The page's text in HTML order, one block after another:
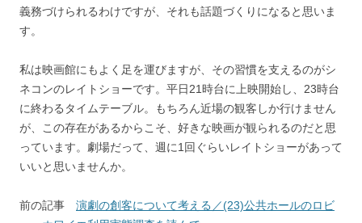
義務づけられるわけですが、それも話題づくりになると思いま
す。
私は映画館にもよく足を運びますが、その習慣を支えるのがシ
ネコンのレイトショーです。平日21時台に上映開始し、23時台
に終わるタイムテーブル。もちろん近場の観客しか行けません
が、この存在があるからこそ、好きな映画が観られるのだと思
っています。劇場だって、週に1回ぐらいレイトショーがあって
いいと思いませんか。
前の記事 演劇の創客について考える／(23)公共ホールのロビ